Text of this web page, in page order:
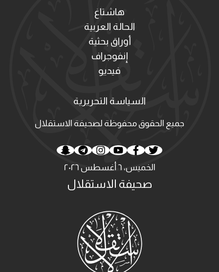
هاشتاغ
الحالة العربية
أوراق بحثية
إنفوجراف
فيديو
السياسة التحريرية
جميع الحقوق محفوظة لصحيفة الاستقلال
الخميس، ٦ أغسطس ٢٠٢٦
صحيفة الاستقلال